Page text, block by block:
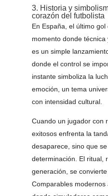
3. Historia y
corazón del futbolista
En España, el último
momento donde
es un simple
donde el control se
instante simboliza la
emoción, un tema
con intensidad cultural.
Cuando un jugador con
exitosos enfrenta la
desaparece, sino que
determinación. El ritual,
generación, se
Comparables modernos